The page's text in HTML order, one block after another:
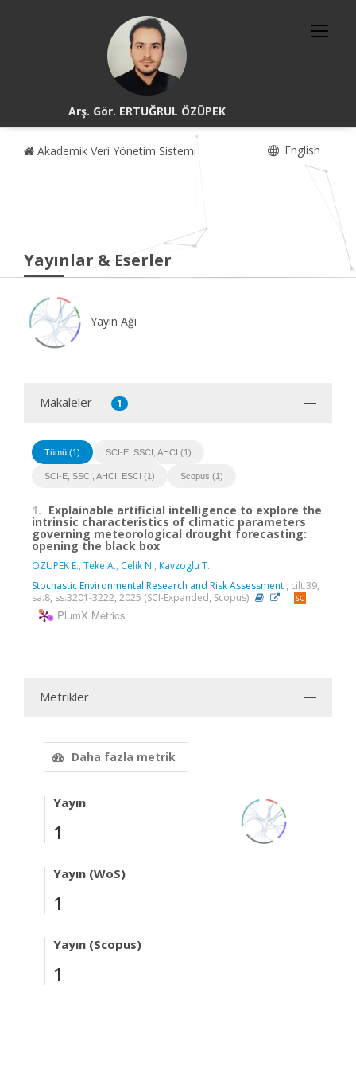
Arş. Gör. ERTUĞRUL ÖZÜPEK
Akademik Veri Yönetim Sistemi English
Yayınlar & Eserler
Yayın Ağı
Makaleler 1
Tümü (1) SCI-E, SSCI, AHCI (1)
SCI-E, SSCI, AHCI, ESCI (1) Scopus (1)
1. Explainable artificial intelligence to explore the
intrinsic characteristics of climatic parameters
governing meteorological drought forecasting:
opening the black box
ÖZÜPEK E., Teke A., Celik N., Kavzoglu T.
Stochastic Environmental Research and Risk Assessment , cilt.39,
sa.8, ss.3201-3222, 2025 (SCI-Expanded, Scopus)
PlumX Metrics
Metrikler
Daha fazla metrik
Yayın
1
Yayın (WoS)
1
Yayın (Scopus)
1